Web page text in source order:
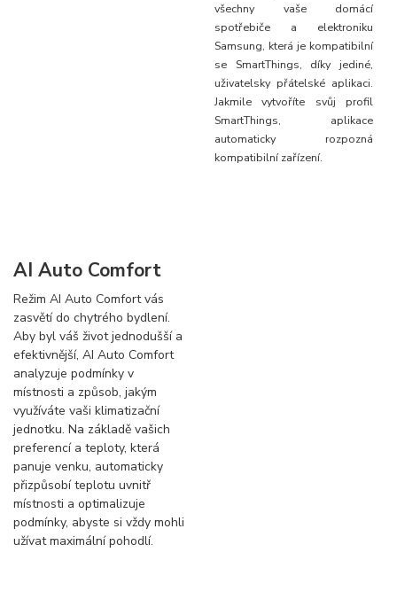
všechny vaše domácí
spotřebiče a elektroniku
Samsung, která je kompatibilní
se SmartThings, díky jediné,
uživatelsky přátelské aplikaci.
Jakmile vytvoříte svůj profil
SmartThings, aplikace
automaticky rozpozná
kompatibilní zařízení.
AI Auto Comfort
Režim AI Auto Comfort vás
zasvětí do chytrého bydlení.
Aby byl váš život jednodušší a
efektivnější, AI Auto Comfort
analyzuje podmínky v
místnosti a způsob, jakým
využíváte vaši klimatizační
jednotku. Na základě vašich
preferencí a teploty, která
panuje venku, automaticky
přizpůsobí teplotu uvnitř
místnosti a optimalizuje
podmínky, abyste si vždy mohli
užívat maximální pohodlí.